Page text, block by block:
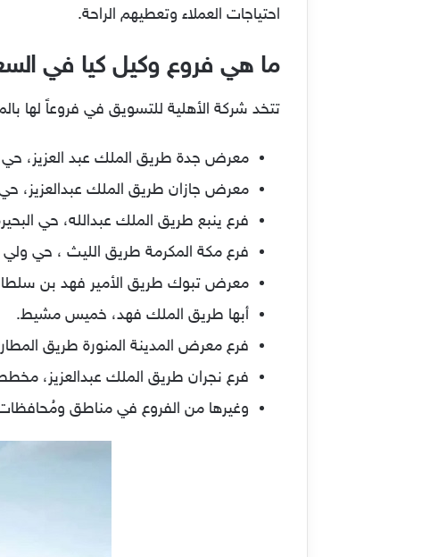
احتياجات العملاء وتعطيهم الراحة.
ما هي فروع وكيل كيا في
تتخد شركة الأهلية للتسويق في فروعاً لها
معرض جدة طريق الملك عبد العزيز، حي
معرض جازان طريق الملك عبدالعزيز،
فرع ينبع طريق الملك عبدالله، حي
فرع مكة المكرمة طريق الليث ، حي ولي
معرض تبوك طريق الأمير فهد بن
أبها طريق الملك فهد، خميس مشيط.
فرع معرض المدينة المنورة طريق
فرع نجران طريق الملك عبدالعزيز،
وغيرها من الفروع في مناطق